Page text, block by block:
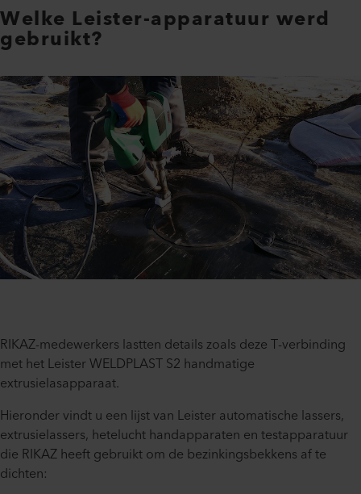
Welke Leister-apparatuur werd
gebruikt?
RIKAZ-medewerkers lastten details zoals deze T-verbinding
met het Leister WELDPLAST S2 handmatige
extrusielasapparaat.
Hieronder vindt u een lijst van Leister automatische lassers,
extrusielassers, hetelucht handapparaten en testapparatuur
die RIKAZ heeft gebruikt om de bezinkingsbekkens af te
dichten: